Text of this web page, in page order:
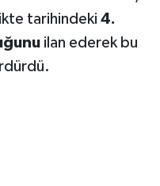
tarihindeki 4.
ilan ederek bu